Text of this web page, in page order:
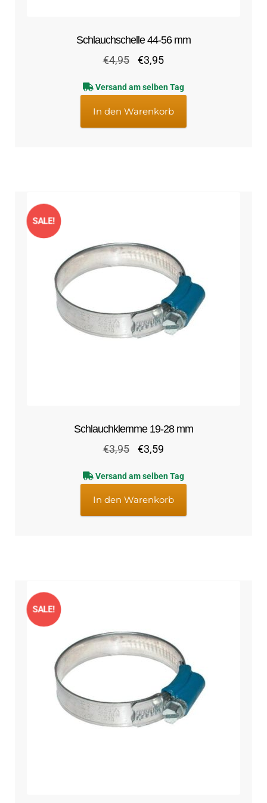
Schlauchschelle 44-56 mm
€4,95
Ursprünglicher
war:
€4,95
€3,95Aktueller
ist:
€3,95.
Versand am selben Tag
In den Warenkorb
Schlauchklemme 19-28 mm
SALE!
€3,95
Ursprünglicher
war:
€3,95
€3,59
ist:
€3,59.
Versand am selben Tag
In den Warenkorb
SALE!